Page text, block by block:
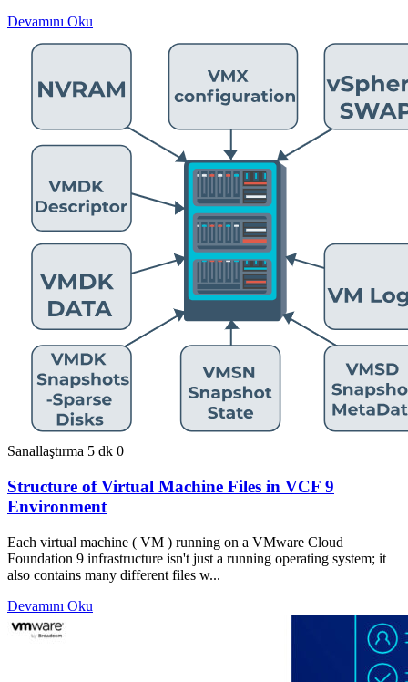
Devamını Oku
Sanallaştırma 5 dk 0
Structure of Virtual Machine Files in VCF 9
Environment
Each virtual machine ( VM ) running on a VMware Cloud
Foundation 9 infrastructure isn't just a running operating system; it
also contains many different files w...
Devamını Oku